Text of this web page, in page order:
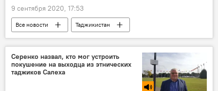
9 сентября 2020, 17:53
Все новости
Таджикистан
Политика
Принц Ага Хан IV
Эмомали Рахмон
Серенко назвал, кто мог устроить
покушение на выходца из этнических
таджиков Салеха